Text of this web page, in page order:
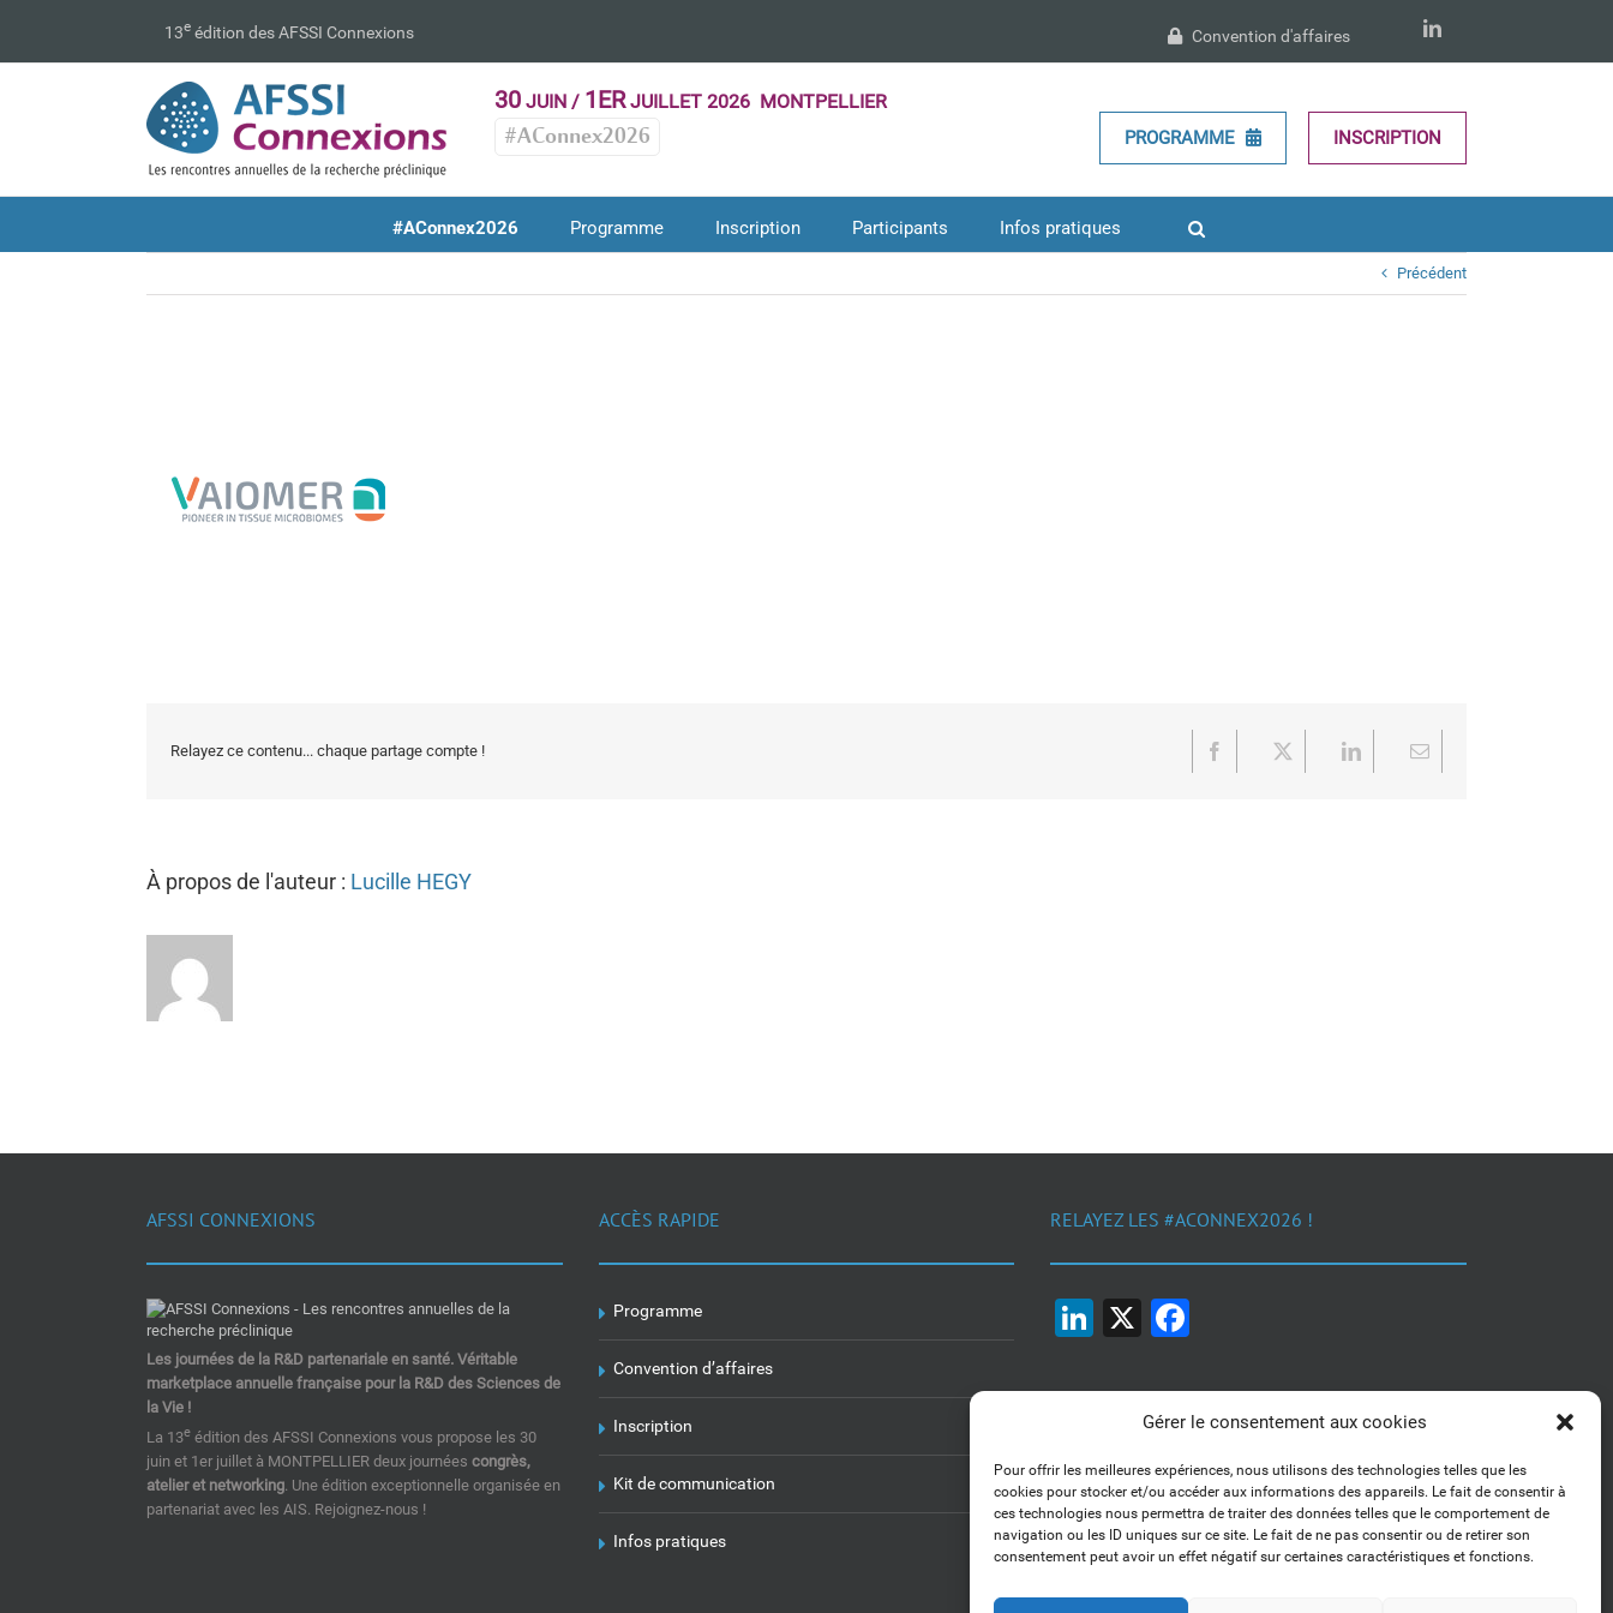
Gérer le consentement aux cookies
Pour offrir les meilleures expériences, nous utilisons des technologies telles que les
cookies pour stocker et/ou accéder aux informations des appareils. Le fait de consentir à
ces technologies nous permettra de traiter des données telles que le comportement de
navigation ou les ID uniques sur ce site. Le fait de ne pas consentir ou de retirer son
consentement peut avoir un effet négatif sur certaines caractéristiques et fonctions.
13e édition des AFSSI Connexions LinkedIn
Convention d'affaires
30 JUIN / 1ERJUILLET 2026 MONTPELLIER
#AConnex2026 PROGRAMME INSCRIPTION
#AConnex2026 Programme Inscription Participants Infos pratiques
Précédent
Relayez ce contenu... chaque partage compte ! Facebook LinkedInEmail
À propos de l'auteur : Lucille HEGY
AFSSI CONNEXIONS
Les journées de la R&D partenariale en santé. Véritable
marketplace annuelle française pour la R&D des Sciences de
la Vie !
La 13e édition des AFSSI Connexions vous propose les 30
juin et 1er juillet à MONTPELLIER deux journées congrès,
atelier et networking. Une édition exceptionnelle organisée en
partenariat avec les AIS. Rejoignez-nous !
ACCÈS RAPIDE
Programme
Convention d’affaires
Inscription
Kit de communication
Infos pratiques
RELAYEZ LES #ACONNEX2026 !
LinkedIn
X
1, 2, 3... Buzzez !
Découvrez nos kits communication